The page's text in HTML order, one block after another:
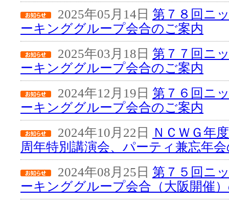
2025年05月14日 第７８回ニ
ーキンググループ会合のご案内
2025年03月18日 第７７回ニ
ーキンググループ会合のご案内
2024年12月19日 第７６回ニ
ーキンググループ会合のご案内
2024年10月22日
ＮＣＷＧ年
周年特別講演会、パーティ兼忘年
2024年08月25日 第７５回ニ
ーキンググループ会合（大阪開催